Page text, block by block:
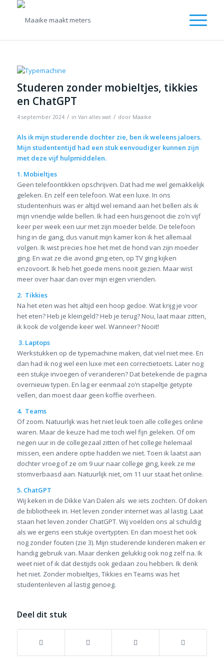
Studeren zonder mobieltjes, tikkies
en ChatGPT
4 september 2024 / in Van alles wat / door Maaike
Als ik mijn studerende dochter zie, ben ik weleens jaloers.
Mijn studententijd had een stuk eenvoudiger kunnen zijn
met deze vijf hulpmiddelen.
1. Mobieltjes
Geen telefoontikken opschrijven. Dat had me wel gemakkelijk
geleken. En zelf een telefoon. Wat een luxe. In ons
studentenhuis was er altijd wel iemand aan het bellen als ik
mijn vriendje wilde bellen. Ik had een huisgenoot die zo’n vijf
keer per week een uur met zijn moeder belde. De telefoon
hing in de gang, dus vanuit mijn kamer kon ik het allemaal
volgen. Ik wist precies hoe het met de hond van zijn moeder
ging. En wat ze die avond ging eten, op TV ging kijken
enzovoort. Ik heb het goede mens nooit gezien. Maar wist
meer over haar dan over mijn eigen vrienden.
2. Tikkies
Na het eten was het altijd een hoop gedoe. Wat krijg je voor
het eten? Heb je kleingeld? Heb je terug? Nou, laat maar zitten,
ik kook de volgende keer wel. Wanneer? Nooit!
3. Laptops
Werkstukken op de typemachine maken, dat viel niet mee. En
dan had ik nog wel een luxe met een correctietoets. Later nog
een stukje invoegen of veranderen? Dat betekende de pagina
overnieuw typen. En lag er eenmaal zo’n stapeltje getypte
vellen, dan moest daar geen koffie overheen.
4. Teams
Of zoom. Natuurlijk was het niet leuk toen alle colleges online
waren. Maar de keuze had me toch wel fijn geleken. Of om
negen uur in de collegezaal zitten of het college helemaal
missen, een andere optie hadden we niet. Toen ik laatst aan
dochter vroeg of ze om 9 uur naar college ging, keek ze me
stomverbaasd aan. Natuurlijk niet, om 11 uur staat het online.
5. ChatGPT
Wij keken in de Dikke Van Dalen als we iets zochten. Of doken
de bibliotheek in. Het leven zonder internet was al lastig. Laat
staan het leven zonder ChatGPT. Wij voelden ons al schuldig
als we ergens een stukje overtypten. En dan moest het ook
nog zonder fouten (zie 3). Mijn studerende kinderen maken er
handig gebruik van. Maar denken gelukkig ook nog zelf na. Ik
weet niet of ik dat destijds ook gedaan zou hebben. Ik denk
het niet. Zonder mobieltjes, Tikkies en Teams was het
studentenleven al lastig genoeg.
Deel dit stuk